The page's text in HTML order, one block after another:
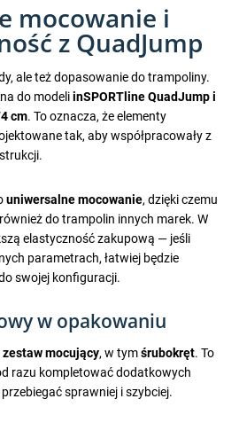
mocowanie i
z QuadJump
ale też dopasowanie do trampoliny.
do modeliinSPORTline QuadJump i
cm. To oznacza, że elementy
tak, aby współpracowały z
uniwersalne mocowanie, dzięki czemu
do trampolin innych marek. W
elastyczność zakupową — jeśli
parametrach, łatwiej będzie
swojej konfiguracji.
w opakowaniu
zestaw mocujący, w tymśrubokręt. To
razu kompletować dodatkowych
sprawniej i szybciej.